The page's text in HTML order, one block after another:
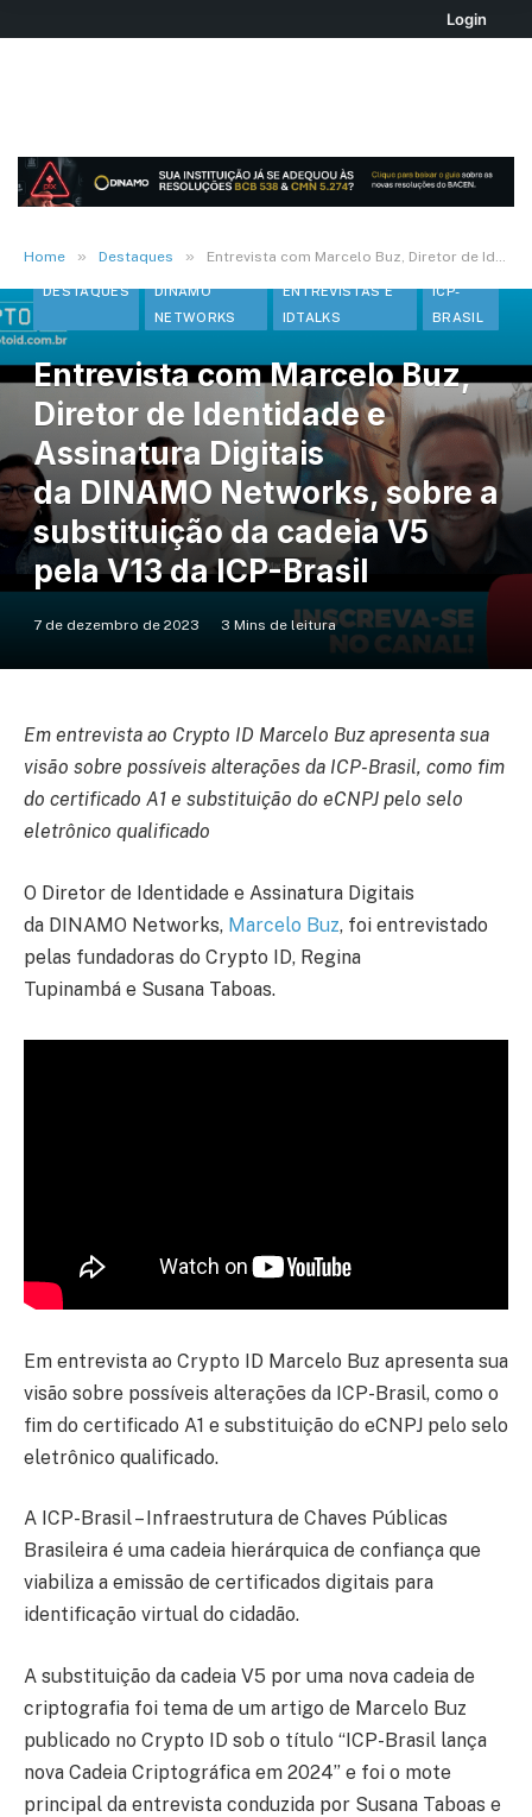
Login
Home » Destaques » Entrevista com Marcelo Buz, Diretor de Identidade e Assinatura Digitais da DINAMO Networks, sobre a substituição da cadeia V5 pela V13 da ICP-Brasil
DESTAQUES
DINAMO
NETWORKS
ENTREVISTAS E
IDTALKS
ICP-
BRASIL
Entrevista com Marcelo Buz,
Diretor de Identidade e
Assinatura Digitais
da DINAMO Networks, sobre a
substituição da cadeia V5
pela V13 da ICP-Brasil
7 de dezembro de 2023 3 Mins de leitura
Em entrevista ao Crypto ID Marcelo Buz apresenta sua
visão sobre possíveis alterações da ICP-Brasil, como fim
do certificado A1 e substituição do eCNPJ pelo selo
eletrônico qualificado
O Diretor de Identidade e Assinatura Digitais
da DINAMO Networks, Marcelo Buz, foi entrevistado
pelas fundadoras do Crypto ID, Regina
Tupinambá e Susana Taboas.
Em entrevista ao Crypto ID Marcelo Buz apresenta sua
visão sobre possíveis alterações da ICP-Brasil, como o
fim do certificado A1 e substituição do eCNPJ pelo selo
eletrônico qualificado.
A ICP-Brasil – Infraestrutura de Chaves Públicas
Brasileira é uma cadeia hierárquica de confiança que
viabiliza a emissão de certificados digitais para
identificação virtual do cidadão.
A substituição da cadeia V5 por uma nova cadeia de
criptografia foi tema de um artigo de Marcelo Buz
publicado no Crypto ID sob o título “ICP-Brasil lança
nova Cadeia Criptográfica em 2024” e foi o mote
principal da entrevista conduzida por Susana Taboas e